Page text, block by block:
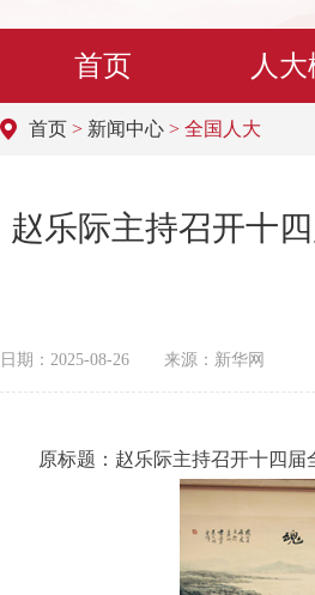
首页 人
首页 > 新闻中心 > 全国人大
赵乐际主持召开十
日期：2025-08-26 来源：新华网
原标题：赵乐际主持召开十四届全